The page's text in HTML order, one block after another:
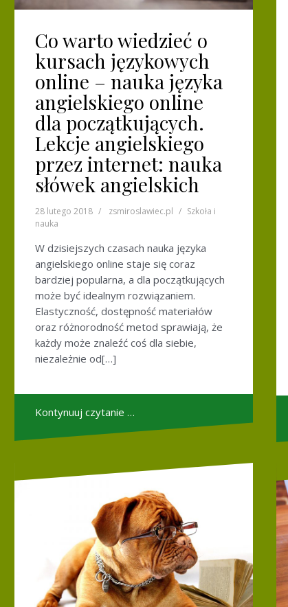
Co warto wiedzieć o
kursach językowych
online – nauka języka
angielskiego online
dla początkujących.
Lekcje angielskiego
przez internet: nauka
słówek angielskich
28 lutego 2018 zsmiroslawiec.pl
Szkoła i
nauka
W dzisiejszych czasach nauka języka
angielskiego online staje się coraz
bardziej popularna, a dla początkujących
może być idealnym rozwiązaniem.
Elastyczność, dostępność materiałów
oraz różnorodność metod sprawiają, że
każdy może znaleźć coś dla siebie,
niezależnie od[…]
Kontynuuj czytanie …